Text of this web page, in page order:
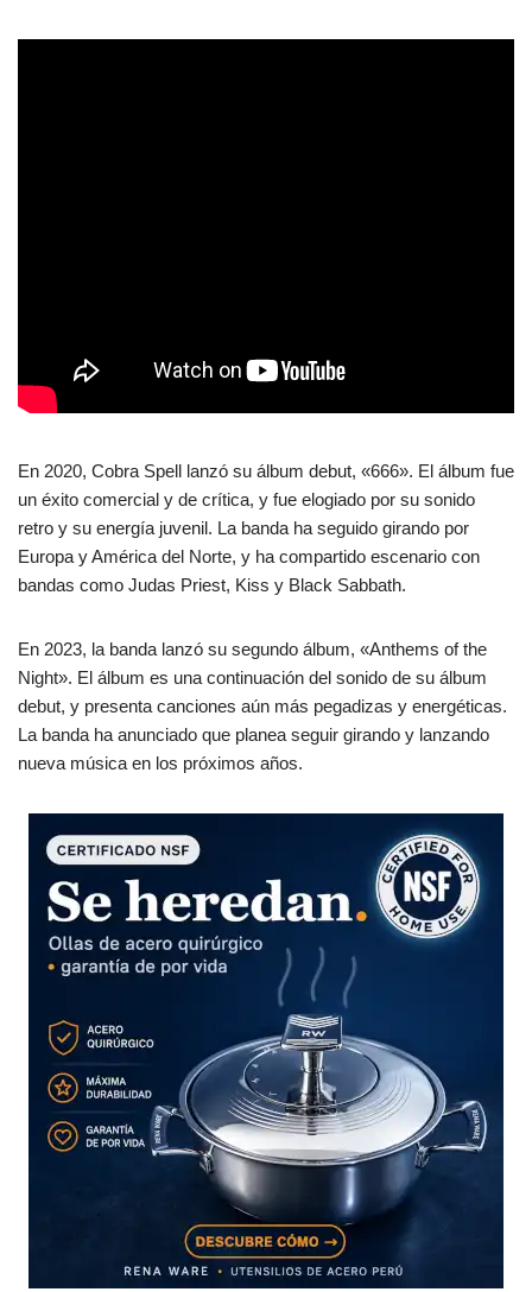
En 2020, Cobra Spell lanzó su álbum debut, «666». El álbum fue
un éxito comercial y de crítica, y fue elogiado por su sonido
retro y su energía juvenil. La banda ha seguido girando por
Europa y América del Norte, y ha compartido escenario con
bandas como Judas Priest, Kiss y Black Sabbath.
En 2023, la banda lanzó su segundo álbum, «Anthems of the
Night». El álbum es una continuación del sonido de su álbum
debut, y presenta canciones aún más pegadizas y energéticas.
La banda ha anunciado que planea seguir girando y lanzando
nueva música en los próximos años.